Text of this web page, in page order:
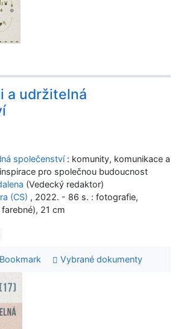
a udržitelná
společenství: komunity, komunikace a
pro společnou budoucnost
(Vedecký redaktor)
(CS) , 2022. - 86 s. : fotografie,
21 cm
Bookmark Vybrané dokumenty